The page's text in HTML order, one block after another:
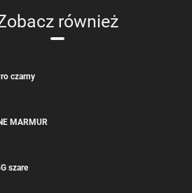
również
czarny
MARMUR
szare